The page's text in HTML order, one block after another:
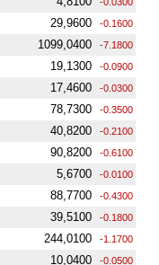
29,9600 -0.1600
1099,0400 -7.1800
19,1300 -0.0900
17,4600 -0.0300
78,7300 -0.3500
40,8200 -0.2100
90,8200 -0.6100
5,6700 -0.0100
88,7700 -0.4300
39,5100 -0.1800
244,0100 -1.1700
10,0400 -0.0500